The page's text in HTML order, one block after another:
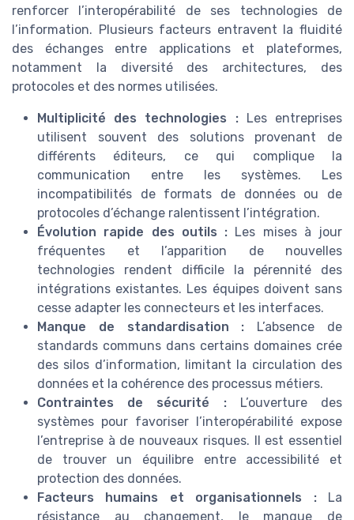
renforcer l’interopérabilité de ses technologies de
l’information. Plusieurs facteurs entravent la fluidité
des échanges entre applications et plateformes,
notamment la diversité des architectures, des
protocoles et des normes utilisées.
Multiplicité des technologies :Les entreprises
utilisent souvent des solutions provenant de
différents éditeurs, ce qui complique la
communication entre les systèmes. Les
incompatibilités de formats de données ou de
protocoles d’échange ralentissent l’intégration.
Évolution rapide des outils : Les mises à jour
fréquentes et l’apparition de nouvelles
technologies rendent difficile la pérennité des
intégrations existantes. Les équipes doivent sans
cesse adapter les connecteurs et les interfaces.
Manque de standardisation : L’absence de
standards communs dans certains domaines crée
des silos d’information, limitant la circulation des
données et la cohérence des processus métiers.
Contraintes de sécurité :L’ouverture des
systèmes pour favoriser l’interopérabilité expose
l’entreprise à de nouveaux risques. Il est essentiel
de trouver un équilibre entre accessibilité et
protection des données.
Facteurs humains et organisationnels :La
résistance au changement, le manque de